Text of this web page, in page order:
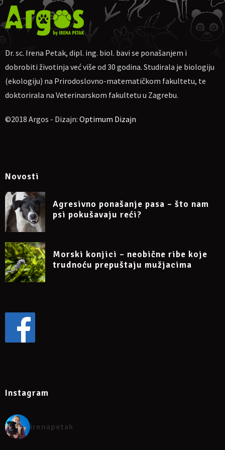
Petak.
Ako nekome više odgovara, moguća uplata na
PayPal
dr.sc.irena.petak@gmail.com
Molim naznačiti: „Za webinar o separacijskoj anksioznosti pasa
2. 10. 2022“, te pošaljite potvrdu o uplati na e-mail
dr.sc.irena.petak@gmail.com
Napomena: sudjelovanje na webinaru može se otkazati
najkasnije 24 sata prije početka.
Više informacija:
Dr. sc. Irena Petak, dipl. ing. biol. bavi se ponašanjem i
dobrobiti životinja već više od 30 godina. Studirala je biologiju
(ekologiju) na Prirodoslovno-matematičkom fakultetu, te
doktorirala na Veterinarskom fakultetu u Zagrebu.
©2018 Argos - Dizajn: Optimum Dizajn
Novosti
Agresivno ponašanje pasa – što nam
psi pokušavaju reći?
Morski konjici – neobične ribe koje
trudnoću prepuštaju mužjacima
Instagram
irenapetak